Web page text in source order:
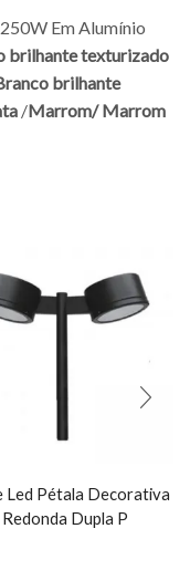
Em Alumínio
brilhantetexturizado
brilhante
/Marrom/Marrom
Led Pétala Decorativa
Redonda Dupla P